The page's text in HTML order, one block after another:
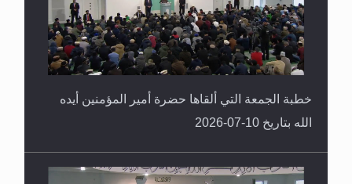
خطبة الجمعة التي ألقاها حضرة أمير المؤمنين أيده
الله بتاريخ 10-07-2026